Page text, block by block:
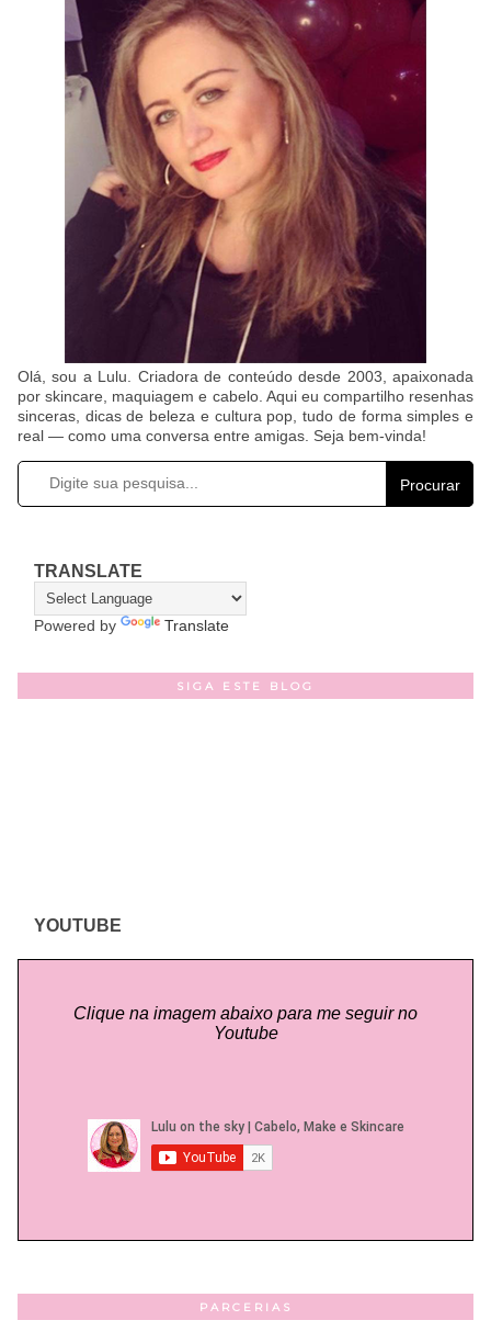
Olá, sou a Lulu. Criadora de conteúdo desde 2003, apaixonada
por skincare, maquiagem e cabelo. Aqui eu compartilho resenhas
sinceras, dicas de beleza e cultura pop, tudo de forma simples e
real — como uma conversa entre amigas. Seja bem-vinda!
Procurar
TRANSLATE
Powered by Translate
SIGA ESTE BLOG
YOUTUBE
Clique na imagem abaixo para me seguir no
Youtube
PARCERIAS